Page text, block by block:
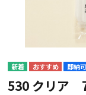
即納可
530 クリア